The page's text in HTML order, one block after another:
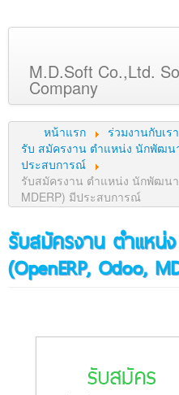
M.D.Soft Co.,Ltd.
Company
หน้าหลัก
เกี่ยวกับเรา
บริการ
สินค้า
ความรู้
ลูกค้า
ช่วยเหลือ
หน้าแรก
ร่วมงานกับเรา
รับ สมัครงาน ตำแหน่ง นักพัฒน
ประสบการณ์
รับสมัครงาน ตำแหน่ง นักพัฒนา
MDERP) มีประสบการณ์
รับสมัครงาน ตำแหน่
(OpenERP, Odoo,